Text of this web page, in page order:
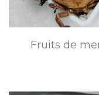
Fruits de